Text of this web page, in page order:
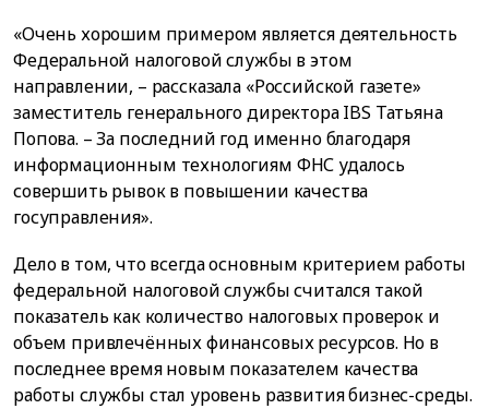
«Очень хорошим примером является деятельность
Федеральной налоговой службы в этом
направлении, – рассказала «Российской газете»
заместитель генерального директора IBS Татьяна
Попова. – За последний год именно благодаря
информационным технологиям ФНС удалось
совершить рывок в повышении качества
госуправления».
Дело в том, что всегда основным критерием работы
федеральной налоговой службы считался такой
показатель как количество налоговых проверок и
объем привлечённых финансовых ресурсов. Но в
последнее время новым показателем качества
работы службы стал уровень развития бизнес-среды.